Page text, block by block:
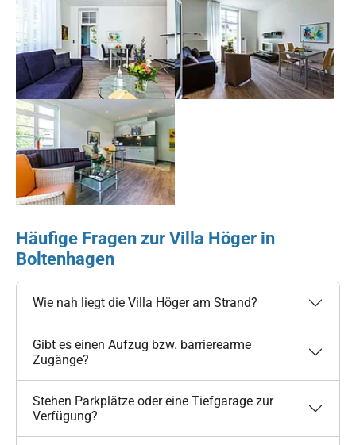
Show larger version for:
Häufige Fragen zur Villa Höger in
Boltenhagen
Wie nah liegt die Villa Höger am Strand?
Gibt es einen Aufzug bzw. barrierearme
Zugänge?
Stehen Parkplätze oder eine Tiefgarage zur
Verfügung?